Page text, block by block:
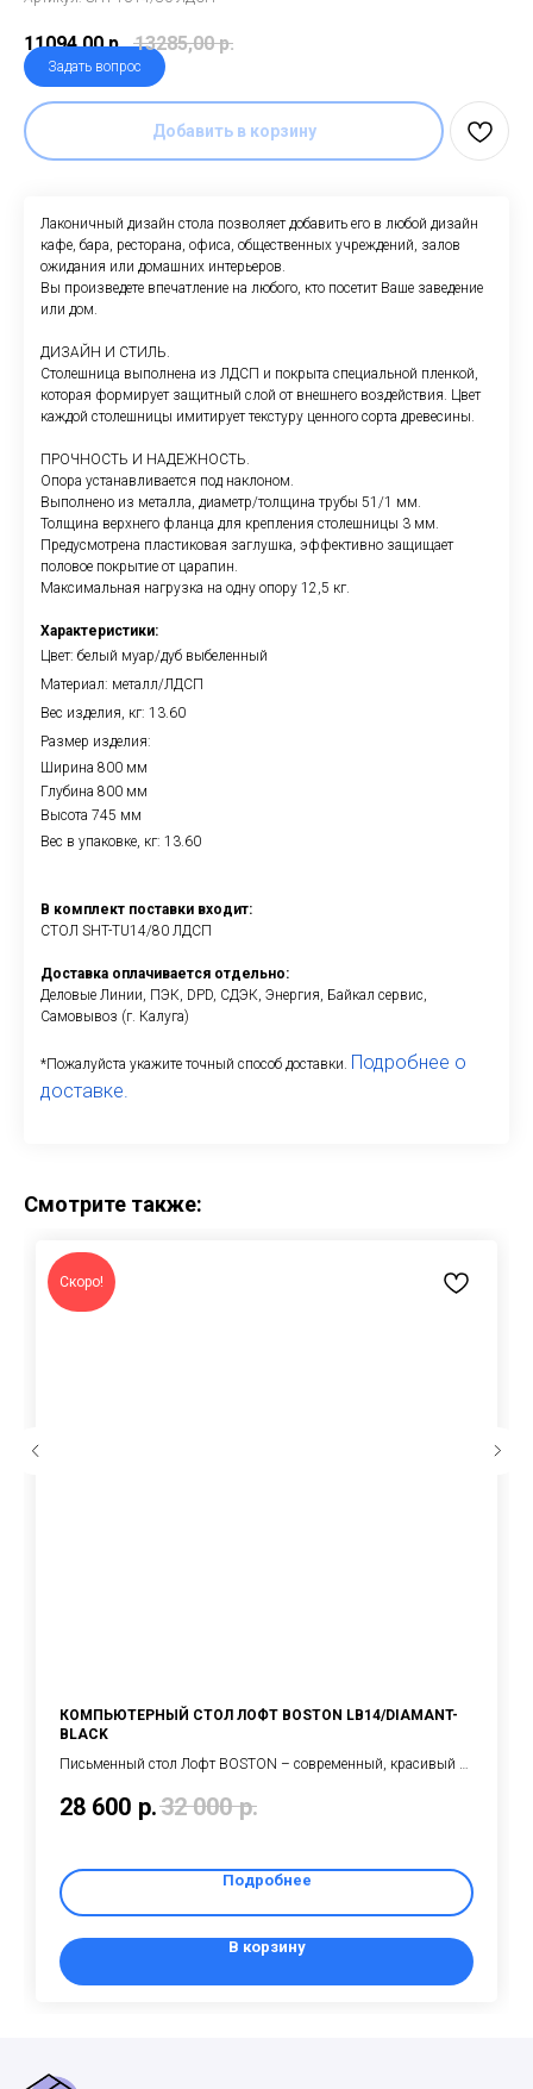
11094,00 р. 13285,00 р.
Задать вопрос
Добавить в корзину
Лаконичный дизайн cтола позволяет добавить его в любой дизайн
кафе, бара, ресторана, офиса, общественных учреждений, залов
ожидания или домашних интерьеров.
Вы произведете впечатление на любого, кто посетит Ваше заведение
или дом.
ДИЗАЙН И СТИЛЬ.
Столешница выполнена из ЛДСП и покрыта специальной пленкой,
которая формирует защитный слой от внешнего воздействия. Цвет
каждой столешницы имитирует текстуру ценного сорта древесины.
ПРОЧНОСТЬ И НАДЕЖНОСТЬ.
Опора устанавливается под наклоном.
Выполнено из металла, диаметр/толщина трубы 51/1 мм.
Толщина верхнего фланца для крепления столешницы 3 мм.
Предусмотрена пластиковая заглушка, эффективно защищает
половое покрытие от царапин.
Максимальная нагрузка на одну опору 12,5 кг.
Характеристики:
Цвет: белый муар/дуб выбеленный
Материал: металл/ЛДСП
Вес изделия, кг: 13.60
Размер изделия:
Ширина 800 мм
Глубина 800 мм
Высота 745 мм
Вес в упаковке, кг: 13.60
В комплект поставки входит:
СТОЛ SHT-TU14/80 ЛДСП
Доставка оплачивается отдельно:
Деловые Линии, ПЭК, DPD, СДЭК, Энергия, Байкал сервис,
Самовывоз (г. Калуга)
*Пожалуйста укажите точный способ доставки. Подробнее о
доставке.
Смотрите также:
Скоро!
КОМПЬЮТЕРНЫЙ СТОЛ ЛОФТ BOSTON LB14/DIAMANT-
BLACK
Письменный стол Лофт BOSTON – современный, красивый и
в стиле индастриал ЛОФТ
28 600 р.32 000 р.
Подробнее
В корзину